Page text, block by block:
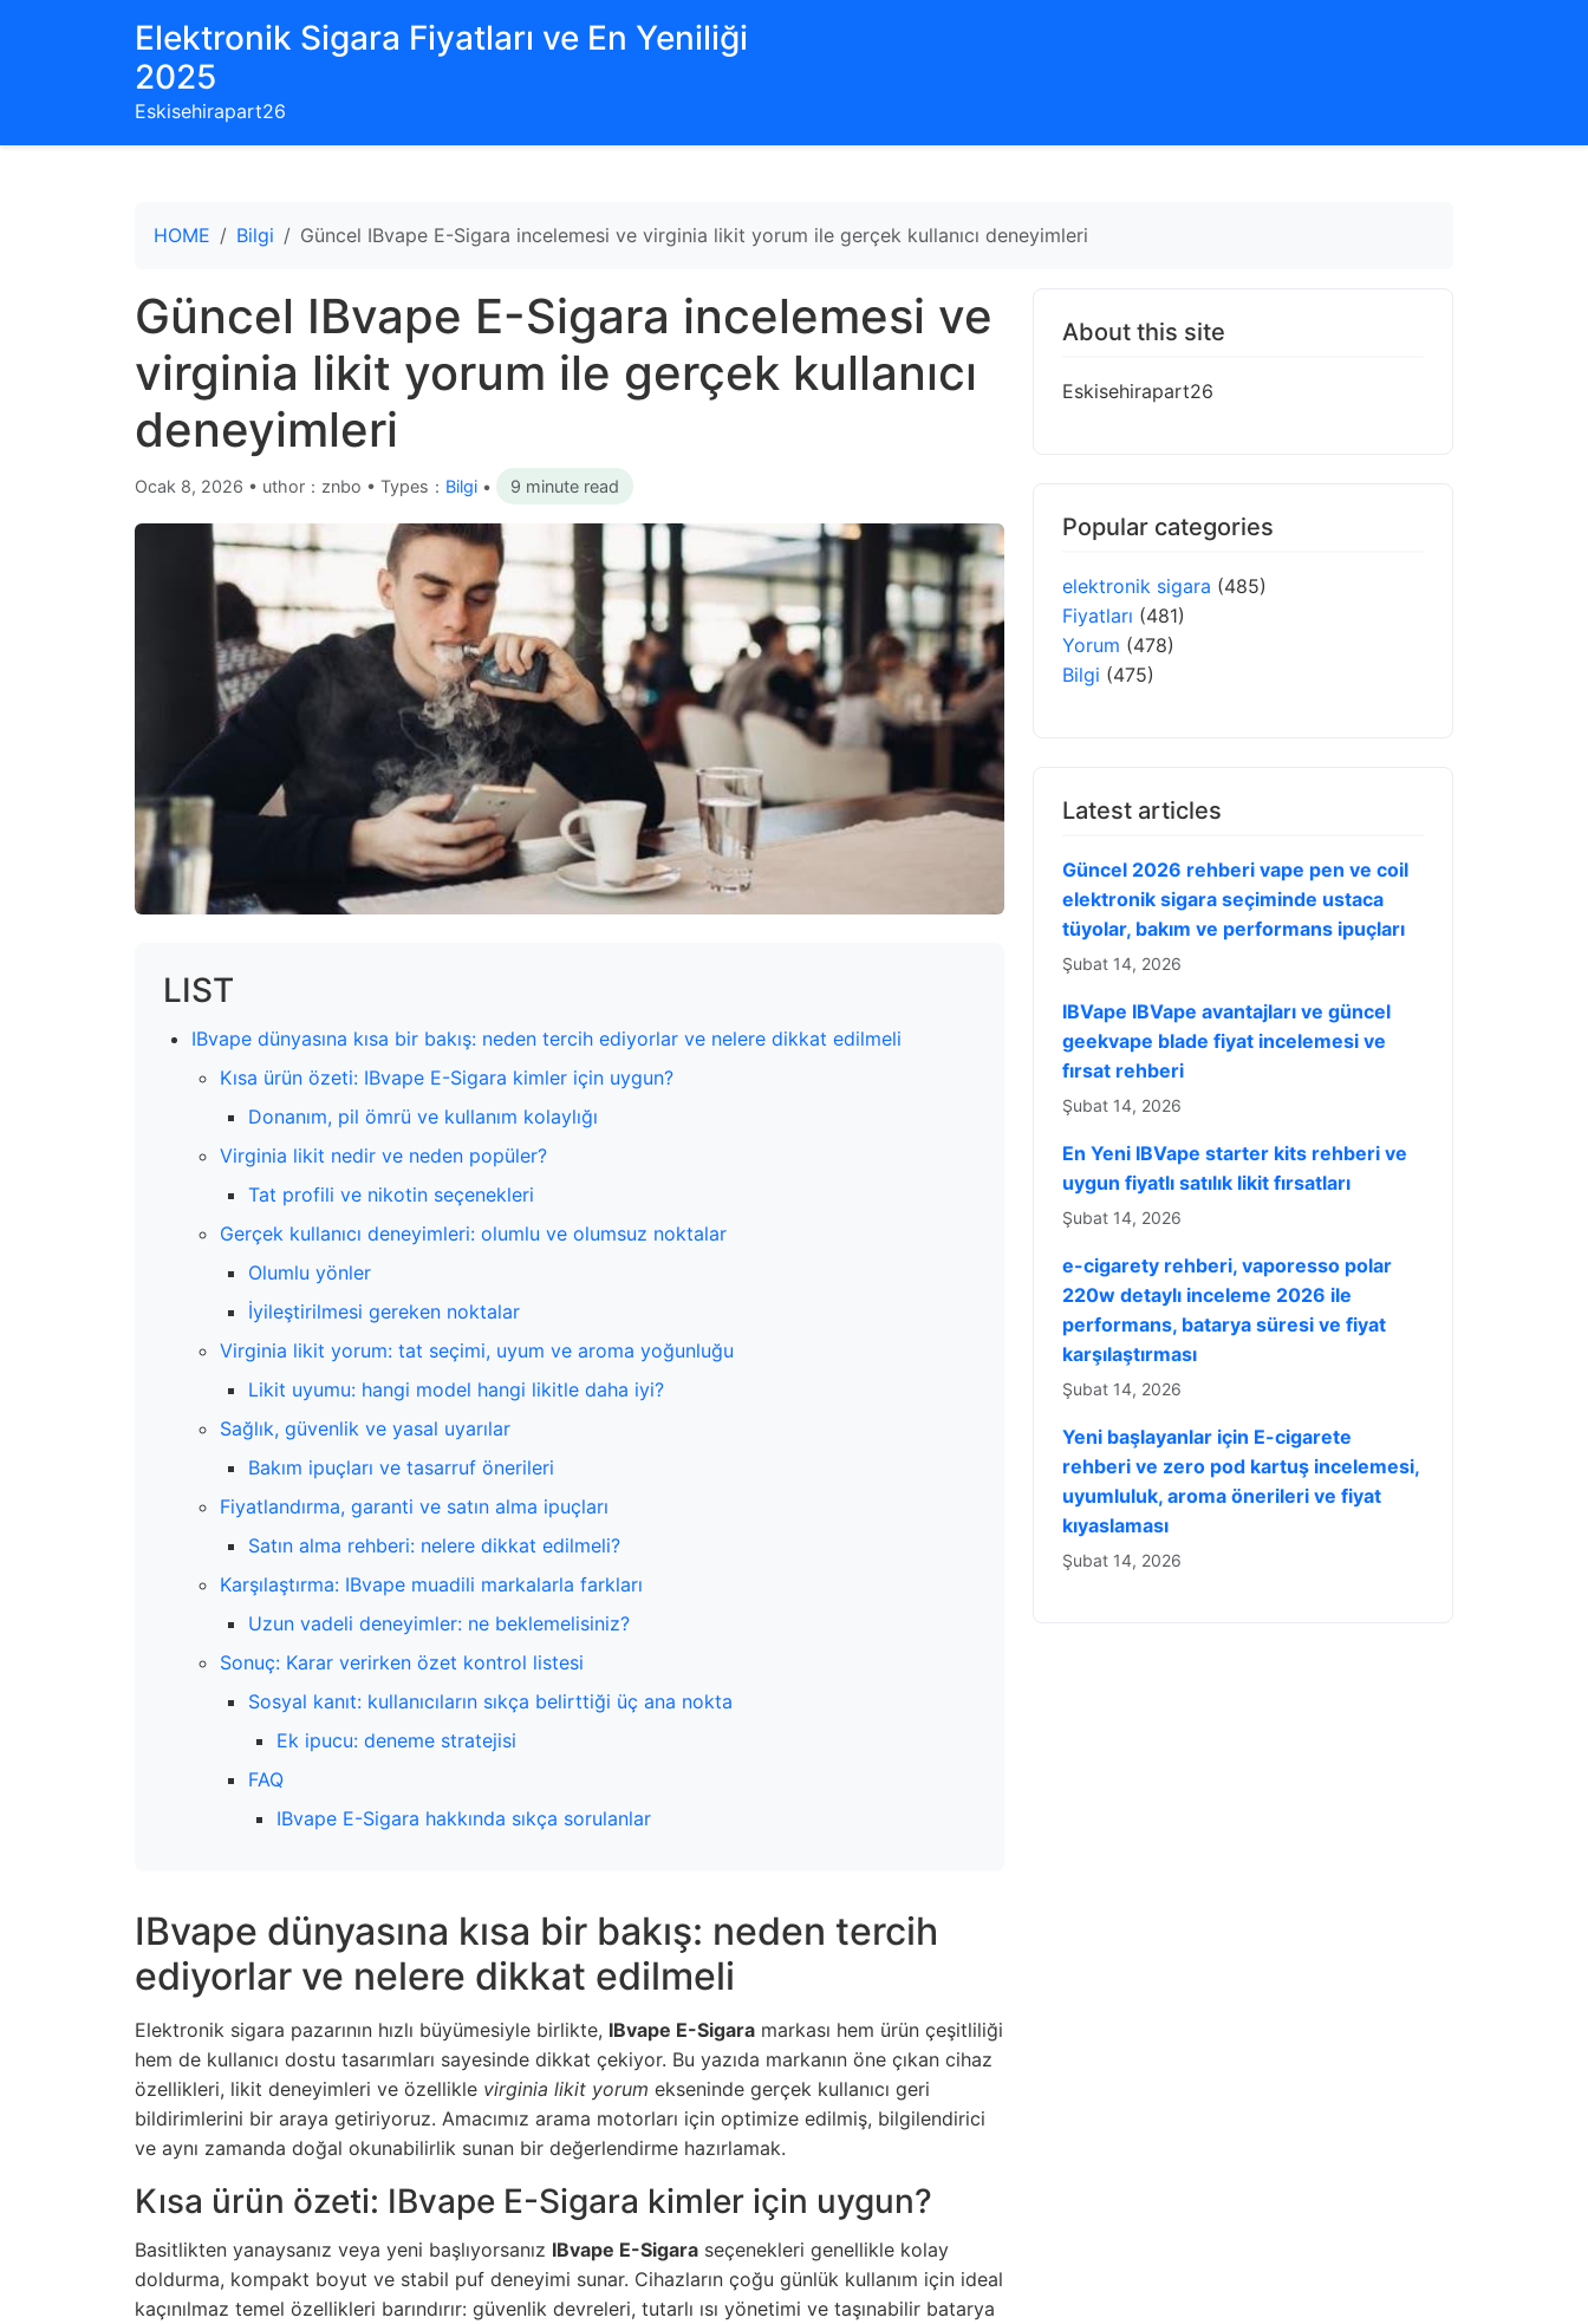
Elektronik Sigara Fiyatları ve En Yeniliği
2025
Eskisehirapart26
HOME Bilgi Güncel IBvape E-Sigara incelemesi ve virginia likit yorum ile gerçek kullanıcı deneyimleri
Güncel IBvape E-Sigara incelemesi ve
virginia likit yorum ile gerçek kullanıcı
deneyimleri
Ocak 8, 2026 • uthor：znbo • Types： Bilgi • 9 minute read
LIST
IBvape dünyasına kısa bir bakış: neden tercih ediyorlar ve nelere dikkat edilmeli
Kısa ürün özeti: IBvape E-Sigara kimler için uygun?
Donanım, pil ömrü ve kullanım kolaylığı
Virginia likit nedir ve neden popüler?
Tat profili ve nikotin seçenekleri
Gerçek kullanıcı deneyimleri: olumlu ve olumsuz noktalar
Olumlu yönler
İyileştirilmesi gereken noktalar
Virginia likit yorum: tat seçimi, uyum ve aroma yoğunluğu
Likit uyumu: hangi model hangi likitle daha iyi?
Sağlık, güvenlik ve yasal uyarılar
Bakım ipuçları ve tasarruf önerileri
Fiyatlandırma, garanti ve satın alma ipuçları
Satın alma rehberi: nelere dikkat edilmeli?
Karşılaştırma: IBvape muadili markalarla farkları
Uzun vadeli deneyimler: ne beklemelisiniz?
Sonuç: Karar verirken özet kontrol listesi
Sosyal kanıt: kullanıcıların sıkça belirttiği üç ana nokta
Ek ipucu: deneme stratejisi
FAQ
IBvape E-Sigara hakkında sıkça sorulanlar
IBvape dünyasına kısa bir bakış: neden tercih
ediyorlar ve nelere dikkat edilmeli
Elektronik sigara pazarının hızlı büyümesiyle birlikte, IBvape E-Sigara markası hem ürün çeşitliliği
hem de kullanıcı dostu tasarımları sayesinde dikkat çekiyor. Bu yazıda markanın öne çıkan cihaz
özellikleri, likit deneyimleri ve özellikle virginia likit yorum ekseninde gerçek kullanıcı geri
bildirimlerini bir araya getiriyoruz. Amacımız arama motorları için optimize edilmiş, bilgilendirici
ve aynı zamanda doğal okunabilirlik sunan bir değerlendirme hazırlamak.
Kısa ürün özeti: IBvape E-Sigara kimler için uygun?
Basitlikten yanaysanız veya yeni başlıyorsanız IBvape E-Sigara seçenekleri genellikle kolay
doldurma, kompakt boyut ve stabil puf deneyimi sunar. Cihazların çoğu günlük kullanım için ideal
kaçınılmaz temel özellikleri barındırır: güvenlik devreleri, tutarlı ısı yönetimi ve taşınabilir batarya
About this site
Eskisehirapart26
Popular categories
elektronik sigara (485)
Fiyatları (481)
Yorum (478)
Bilgi (475)
Latest articles
Güncel 2026 rehberi vape pen ve coil
elektronik sigara seçiminde ustaca
tüyolar, bakım ve performans ipuçları
Şubat 14, 2026
IBVape IBVape avantajları ve güncel
geekvape blade fiyat incelemesi ve
fırsat rehberi
Şubat 14, 2026
En Yeni IBVape starter kits rehberi ve
uygun fiyatlı satılık likit fırsatları
Şubat 14, 2026
e-cigarety rehberi, vaporesso polar
220w detaylı inceleme 2026 ile
performans, batarya süresi ve fiyat
karşılaştırması
Şubat 14, 2026
Yeni başlayanlar için E-cigarete
rehberi ve zero pod kartuş incelemesi,
uyumluluk, aroma önerileri ve fiyat
kıyaslaması
Şubat 14, 2026